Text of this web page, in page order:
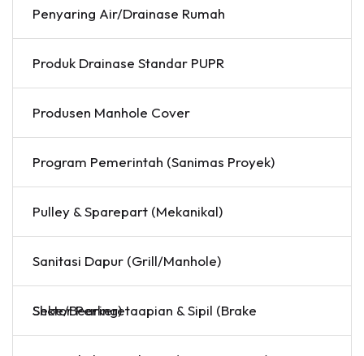
Penyaring Air/Drainase Rumah
Produk Drainase Standar PUPR
Produsen Manhole Cover
Program Pemerintah (Sanimas Proyek)
Pulley & Sparepart (Mekanikal)
Sanitasi Dapur (Grill/Manhole)
Sektor Perkeretaapian & Sipil (Brake Shoe/Bearing)